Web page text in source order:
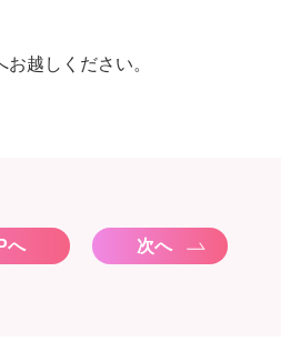
越しください。
へ 次へ